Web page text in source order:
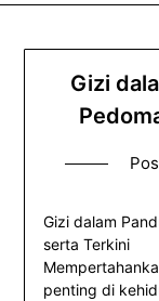
Gizi
Gizi dalam
serta Terkini
penting di